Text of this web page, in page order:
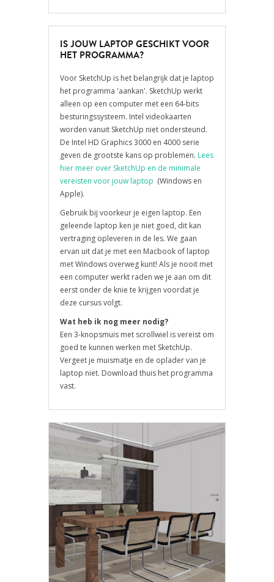
IS JOUW LAPTOP GESCHIKT VOOR
HET PROGRAMMA?
Voor SketchUp is het belangrijk dat je laptop
het programma 'aankan'. SketchUp werkt
alleen op een computer met een 64-bits
besturingssysteem. Intel videokaarten
worden vanuit SketchUp niet ondersteund.
De Intel HD Graphics 3000 en 4000 serie
geven de grootste kans op problemen. Lees
hier meer over SketchUp en de minimale
vereisten voor jouw laptop (Windows en
Apple).
Gebruik bij voorkeur je eigen laptop. Een
geleende laptop ken je niet goed, dit kan
vertraging opleveren in de les. We gaan
ervan uit dat je met een Macbook of laptop
met Windows overweg kunt! Als je nooit met
een computer werkt raden we je aan om dit
eerst onder de knie te krijgen voordat je
deze cursus volgt.
Wat heb ik nog meer nodig?
Een 3-knopsmuis met scrollwiel is vereist om
goed te kunnen werken met SketchUp.
Vergeet je muismatje en de oplader van je
laptop niet. Download thuis het programma
vast.